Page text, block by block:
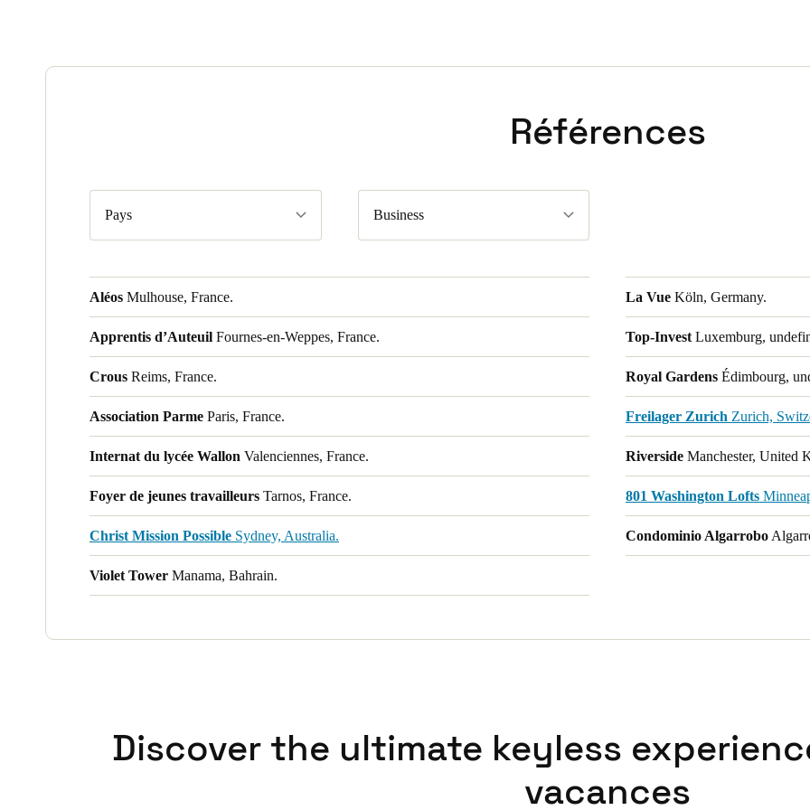
Références
Pays Business
Aléos Mulhouse, France.
Apprentis d’Auteuil Fournes-en-Weppes, France.
Crous Reims, France.
Association Parme Paris, France.
Internat du lycée Wallon Valenciennes, France.
Foyer de jeunes travailleurs Tarnos, France.
Christ Mission Possible Sydney, Australia.
Violet Tower Manama, Bahrain.
La Vue Köln, Germany.
Top-InvestLuxemburg,
Royal Gardens Édimbourg,
Freilager Zurich Zurich,
Riverside Manchester, United
801 Washington Lofts
Condominio Algarrobo
Discover the ultimate keyless
vacances